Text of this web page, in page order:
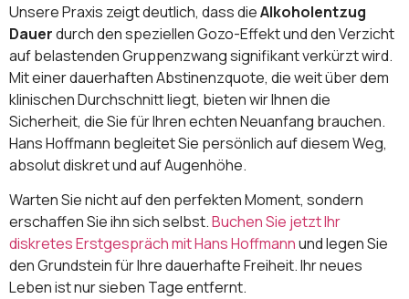
Unsere Praxis zeigt deutlich, dass dieAlkoholentzug
Dauerdurch den speziellen Gozo-Effekt und den Verzicht
auf belastenden Gruppenzwang signifikant verkürzt wird.
Mit einer dauerhaften Abstinenzquote, die weit über dem
klinischen Durchschnitt liegt, bieten wir Ihnen die
Sicherheit, die Sie für Ihren echten Neuanfang brauchen.
Hans Hoffmann begleitet Sie persönlich auf diesem Weg,
absolut diskret und auf Augenhöhe.
Warten Sie nicht auf den perfekten Moment, sondern
erschaffen Sie ihn sich selbst.Buchen Sie jetzt Ihr
diskretes Erstgespräch mit Hans Hoffmannund legen Sie
den Grundstein für Ihre dauerhafte Freiheit. Ihr neues
Leben ist nur sieben Tage entfernt.